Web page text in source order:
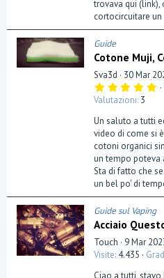
trovava qui (link),
cortocircuitare
Guide
Cotone Muji,
Sva3d 30 Mar
5
s
e
l
l
a
(
e
)
Valutazioni 3
Un saluto a tutti
video di come si
cotoni organici
un tempo poteva
Sta di fatto che
un bel po' di
Guide sul Vaping
Acciaio
Touch 9 Mar
Visite 4.435
Ciao a tutti,